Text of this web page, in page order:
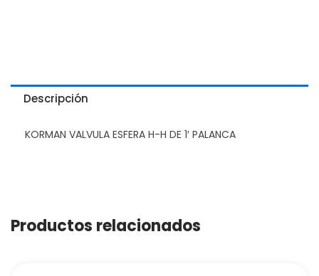
Descripción
KORMAN VALVULA ESFERA H-H DE 1′ PALANCA
Productos relacionados